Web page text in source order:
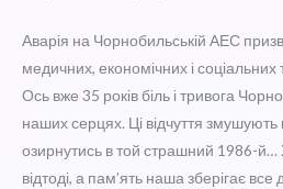
Аварія на Чорнобильській АЕС
медичних, економічних і соціальних
Ось вже 35 років біль і тривога
наших серцях. Ці відчуття змушують
озирнутись в той страшний 1986-й…
відтоді, а пам’ять наша зберігає